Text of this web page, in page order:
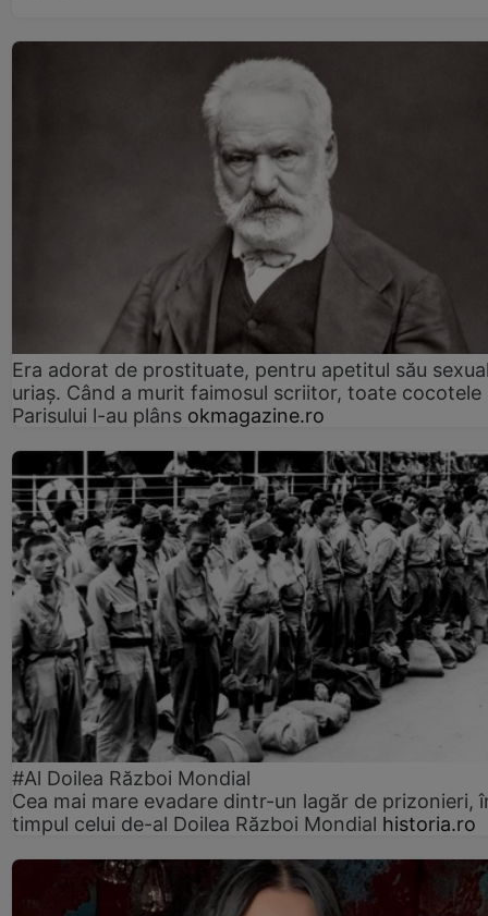
Era adorat de prostituate, pentru apetitul său
uriaș. Când a murit faimosul scriitor, toate cocotele
Parisului l-au plâns okmagazine.ro
#Al Doilea Război Mondial
Cea mai mare evadare dintr-un lagăr de prizonieri,
timpul celui de-al Doilea Război Mondial historia.ro